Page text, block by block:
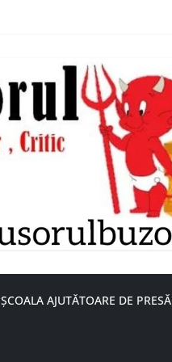
ȘCOALA AJUTĂTOARE DE PRESĂ